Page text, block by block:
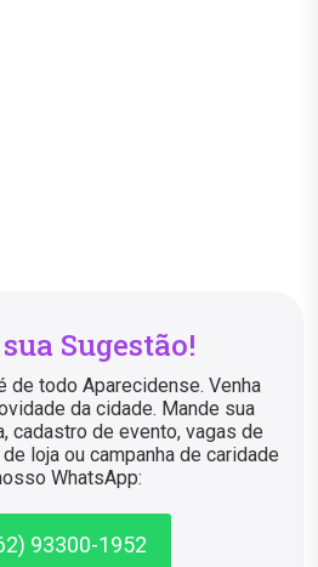
Sugestão!
de todo Aparecidense. Venha
da cidade. Mande sua
cadastro de evento, vagas de
loja ou campanha de caridade
WhatsApp:
93300-1952